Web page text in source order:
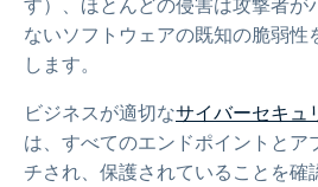
ないソフトウェアの既知の脆弱性
します。
ビジネスが適切なサイバーセキュ
は、すべてのエンドポイントとア
チされ、保護されていることを確